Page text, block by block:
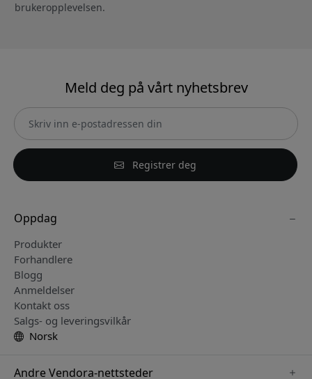
brukeropplevelsen.
Meld deg på vårt nyhetsbrev
Registrer deg
Oppdag
Produkter
Forhandlere
Blogg
Anmeldelser
Kontakt oss
Salgs- og leveringsvilkår
Norsk
Andre Vendora-nettsteder